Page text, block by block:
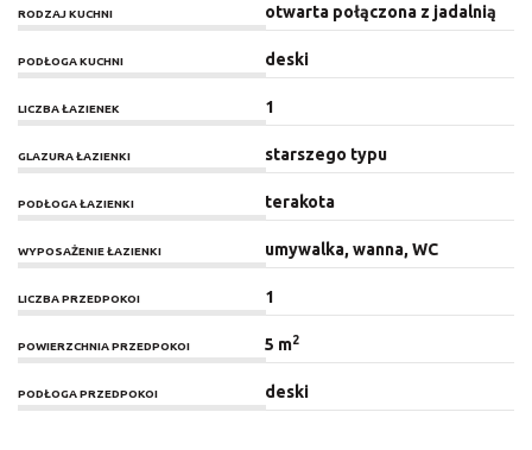
RODZAJ KUCHNI otwarta połączona z jadalnią
PODŁOGA KUCHNI deski
LICZBA ŁAZIENEK 1
GLAZURA ŁAZIENKI starszego typu
PODŁOGA ŁAZIENKI terakota
WYPOSAŻENIE ŁAZIENKI umywalka, wanna, WC
LICZBA PRZEDPOKOI 1
POWIERZCHNIA PRZEDPOKOI 5 m2
PODŁOGA PRZEDPOKOI deski